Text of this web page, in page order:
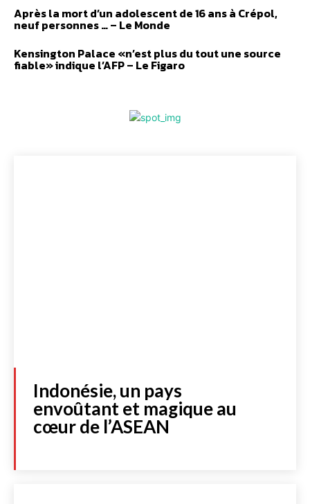
Après la mort d’un adolescent de 16 ans à Crépol,
neuf personnes … – Le Monde
Kensington Palace «n’est plus du tout une source
fiable» indique l’AFP – Le Figaro
Indonésie, un pays
envoûtant et magique au
cœur de l’ASEAN